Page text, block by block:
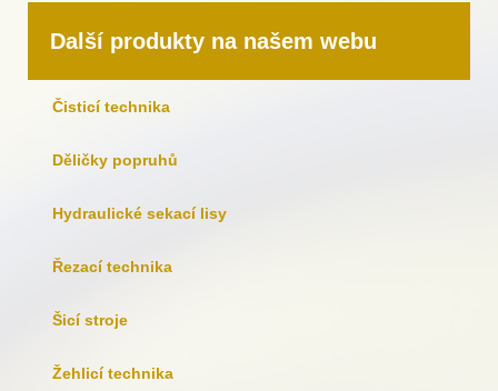
Další produkty na našem webu
Čisticí technika
Děličky popruhů
Hydraulické sekací lisy
Řezací technika
Šicí stroje
Žehlicí technika